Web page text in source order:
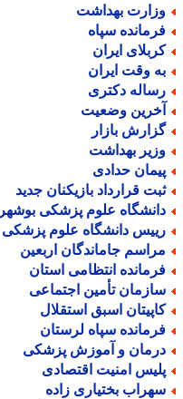
بهداشت
سپاه
ایران
وقت ایران
دکتری
وضعیت
بازار
بهداشت
حدادی
قرارداد بازیکنان جدید
علوم پزشکی بوشهر
دانشگاه علوم پزشکی
جاماندگان اربعین
انتظامی استان
تأمین اجتماعی
اسبق استقلال
سپاه لرستان
و آموزش پزشکی
امنیت اقتصادی
بختیاری زاده